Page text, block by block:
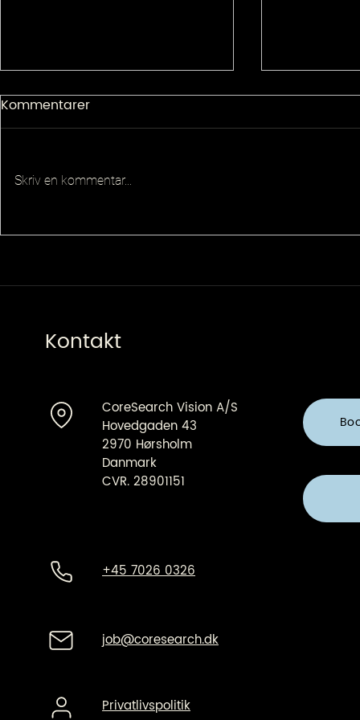
Principal QA Platforms
Kommentarer
Skriv en kommentar...
Kontakt
CoreSearch Vision A/S
Hovedgaden 43
2970 Hørsholm
Danmark
CVR. 28901151
+45 7026 0326
job@coresearch.dk
Privatlivspolitik